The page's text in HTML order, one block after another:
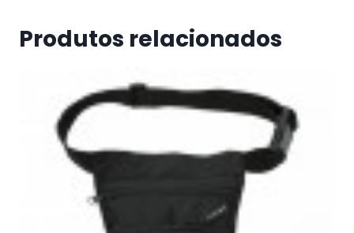
Produtos relacionados